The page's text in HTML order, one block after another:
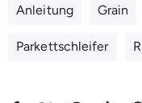
Anleitung Grain
Parkettschleifer